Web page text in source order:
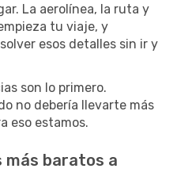
La aerolínea, la ruta y
tu viaje, y
esos detalles sin ir y
son lo primero.
no debería llevarte más
eso estamos.
más baratos a